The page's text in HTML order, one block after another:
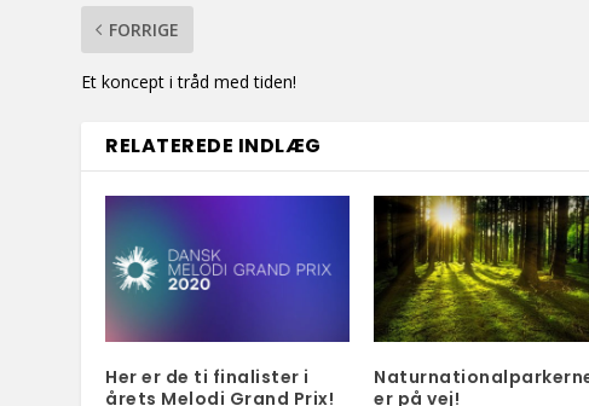
FORRIGE
Et koncept i tråd med tiden!
RELATEREDE INDLÆG
Her er de ti finalister i
årets Melodi Grand Prix!
er på vej!